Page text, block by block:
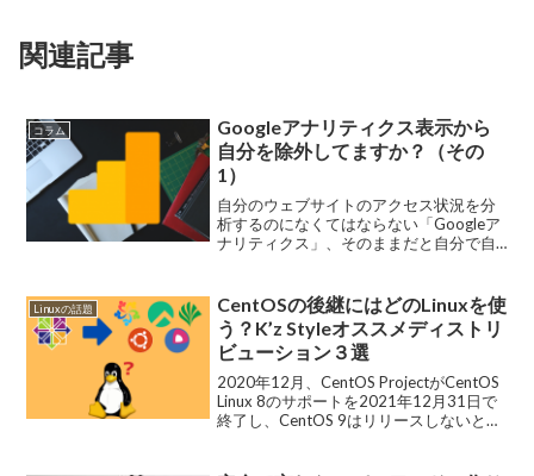
関連記事
コラム
Googleアナリティクス表示から
自分を除外してますか？（その
1）
自分のウェブサイトのアクセス状況を分
析するのになくてはならない「Googleア
ナリティクス」、そのままだと自分で自
Linuxの話題
CentOSの後継にはどのLinuxを使
う？K’z Styleオススメディストリ
ビューション３選
2020年12月、CentOS ProjectがCentOS
Linux 8のサポートを2021年12月31日で
終了し、CentOS 9はリリースしないとい